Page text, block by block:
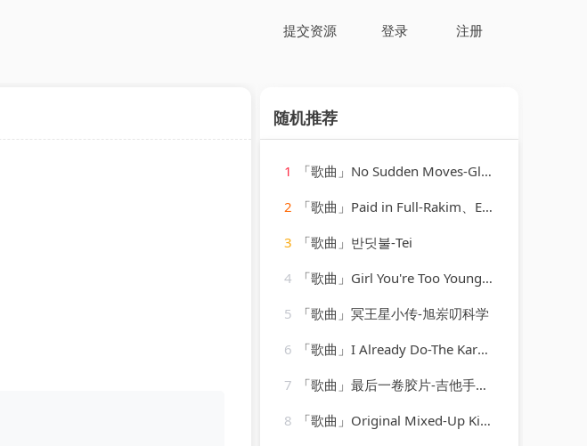
提交资源 登录 注册
随机推荐
1
「歌曲」No Sudden Moves-Glenn Morrison
2
「歌曲」Paid in Full-Rakim、Eric B
3
「歌曲」반딧불-Tei
4
「歌曲」Girl You're Too Young-len barry
5
「歌曲」冥王星小传-旭岽叨科学
6
「歌曲」I Already Do-The Karaoke Channel
7
「歌曲」最后一卷胶片-吉他手大怪兽
8
「歌曲」Original Mixed-Up Kid-Mott The Hoople